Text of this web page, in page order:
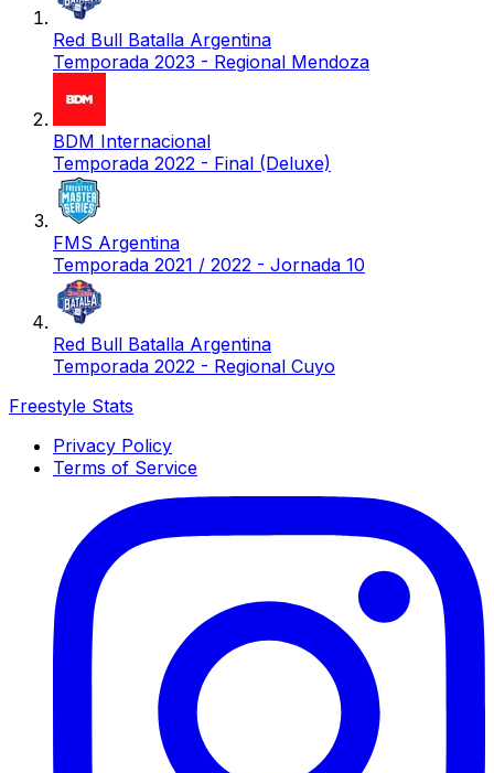
Red Bull Batalla Argentina
Temporada 2023 - Regional Mendoza
BDM Internacional
Temporada 2022 - Final (Deluxe)
FMS Argentina
Temporada 2021 / 2022 - Jornada 10
Red Bull Batalla Argentina
Temporada 2022 - Regional Cuyo
Freestyle Stats
Privacy Policy
Terms of Service